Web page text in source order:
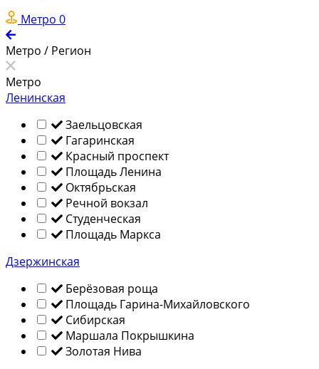
Метро 0
Метро / Регион
Метро
Ленинская
Заельцовская
Гагаринская
Красный проспект
Площадь Ленина
Октябрьская
Речной вокзал
Студенческая
Площадь Маркса
Дзержинская
Берёзовая роща
Площадь Гарина-Михайловского
Сибирская
Маршала Покрышкина
Золотая Нива